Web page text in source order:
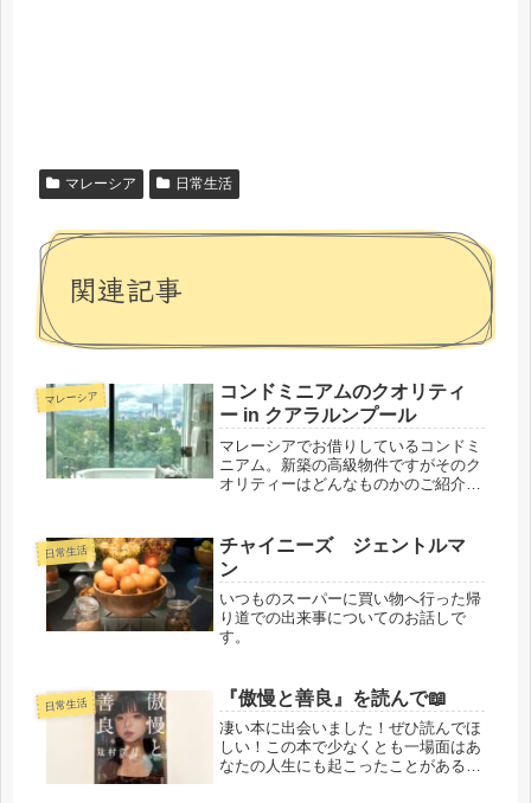
マレーシア 日常生活
関連記事
マレーシア
コンドミニアムのクオリティ
ー in クアラルンプール
マレーシアでお借りしているコンドミ
ニアム。新築の高級物件ですがそのク
オリティーはどんなものかのご紹介で
日常生活
チャイニーズ ジェントルマ
ン
いつものスーパーに買い物へ行った帰
り道での出来事についてのお話しで
す。
日常生活 『傲慢と善良』を読んで📖
凄い本に出会いました！ぜひ読んでほ
しい！この本で少なくとも一場面はあ
なたの人生にも起こったことがあるの